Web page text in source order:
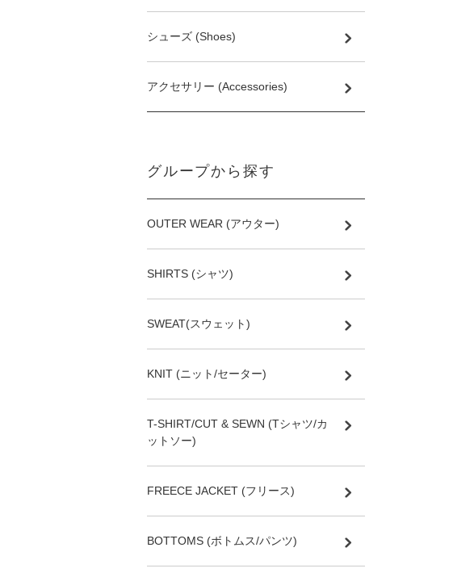
シューズ (Shoes)
アクセサリー (Accessories)
グループから探す
OUTER WEAR (アウター)
SHIRTS (シャツ)
SWEAT(スウェット)
KNIT (ニット/セーター)
T-SHIRT/CUT & SEWN (Tシャツ/カ
ットソー)
FREECE JACKET (フリース)
BOTTOMS (ボトムス/パンツ)